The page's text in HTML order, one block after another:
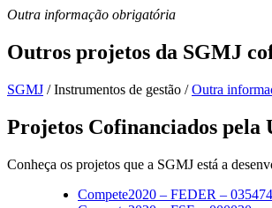
Outra informação obrigatória
Outros projetos da SGMJ
SGMJ /Instrumentos de gestão /Outra
Projetos Cofinanciados pela
Conheça os projetos que a SGMJ está a
Compete2020 – FEDER – 035474